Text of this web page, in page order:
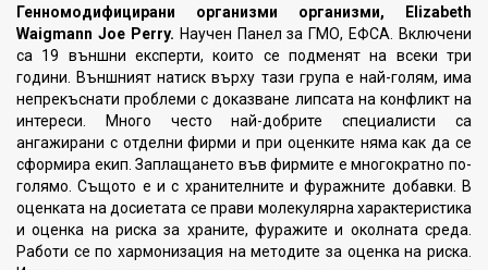
Генномодифицирани организми организми, Еlizabeth
Waigmann Joe Perry. Научен Панел за ГМО, ЕФСА. Включени
са 19 външни експерти, които се подменят на всеки три
години. Външният натиск върху тази група е най-голям, има
непрекъснати проблеми с доказване липсата на конфликт на
интереси. Много често най-добрите специалисти са
ангажирани с отделни фирми и при оценките няма как да се
сформира екип. Заплащането във фирмите е многократно по-
голямо. Същото е и с хранителните и фуражните добавки. В
оценката на досиетата се прави молекулярна характеристика
и оценка на риска за храните, фуражите и околната среда.
Работи се по хармонизация на методите за оценка на риска.